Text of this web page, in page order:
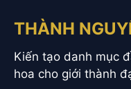
THÀNH
Kiến tạo danh mục
hoa cho giới thành